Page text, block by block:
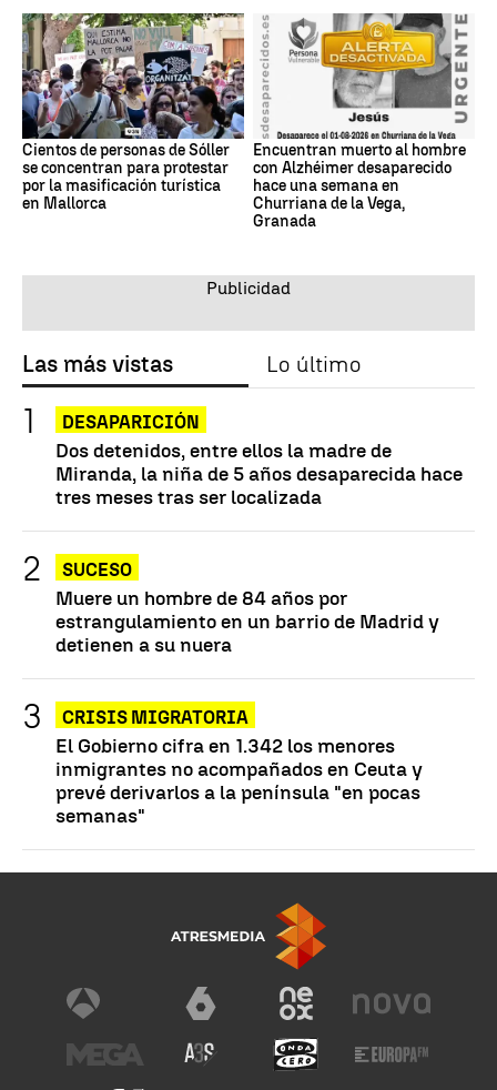
Cientos de personas de Sóller
se concentran para protestar
por la masificación turística
en Mallorca
Encuentran muerto al hombre
con Alzhéimer desaparecido
hace una semana en
Churriana de la Vega,
Granada
Las más vistas Lo último
DESAPARICIÓN
Dos detenidos, entre ellos la madre de
Miranda, la niña de 5 años desaparecida hace
tres meses tras ser localizada
SUCESO
Muere un hombre de 84 años por
estrangulamiento en un barrio de Madrid y
detienen a su nuera
CRISIS MIGRATORIA
El Gobierno cifra en 1.342 los menores
inmigrantes no acompañados en Ceuta y
prevé derivarlos a la península "en pocas
semanas"